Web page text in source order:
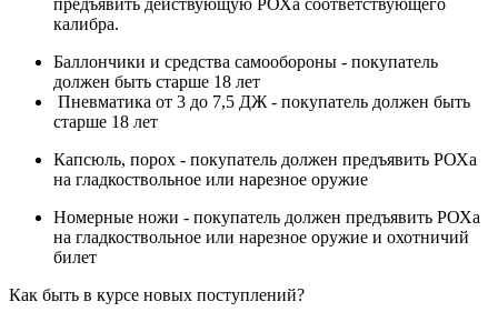
калибра.
Баллончики и средства самообороны - покупатель
должен быть старше 18 лет
Пневматика от 3 до 7,5 ДЖ - покупатель должен быть
старше 18 лет
Капсюль, порох - покупатель должен предъявить РОХа
на гладкоствольное или нарезное оружие
Номерные ножи - покупатель должен предъявить РОХа
на гладкоствольное или нарезное оружие и охотничий
билет
Как быть в курсе новых поступлений?